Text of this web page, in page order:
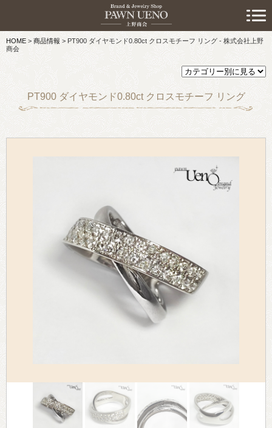
HOME > 商品情報> PT900 ダイヤモンド0.80ct クロスモチーフ リング - 株式会社上野
商会
PT900 ダイヤモンド0.80ct クロスモチーフ リング
> 初めての方へ
> 預けたい方
> 売りたい方
> 買いたい方
> 取り扱い品目
> キャンペーン情報
> 会社概要
> アクセス
> 古物営業法に基づく表示
> プライバシーポリシー